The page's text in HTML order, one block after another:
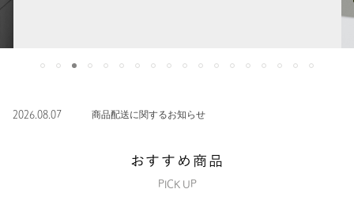
2026.08.07 商品配送に関するお知らせ
おすすめ商品
PICK UP